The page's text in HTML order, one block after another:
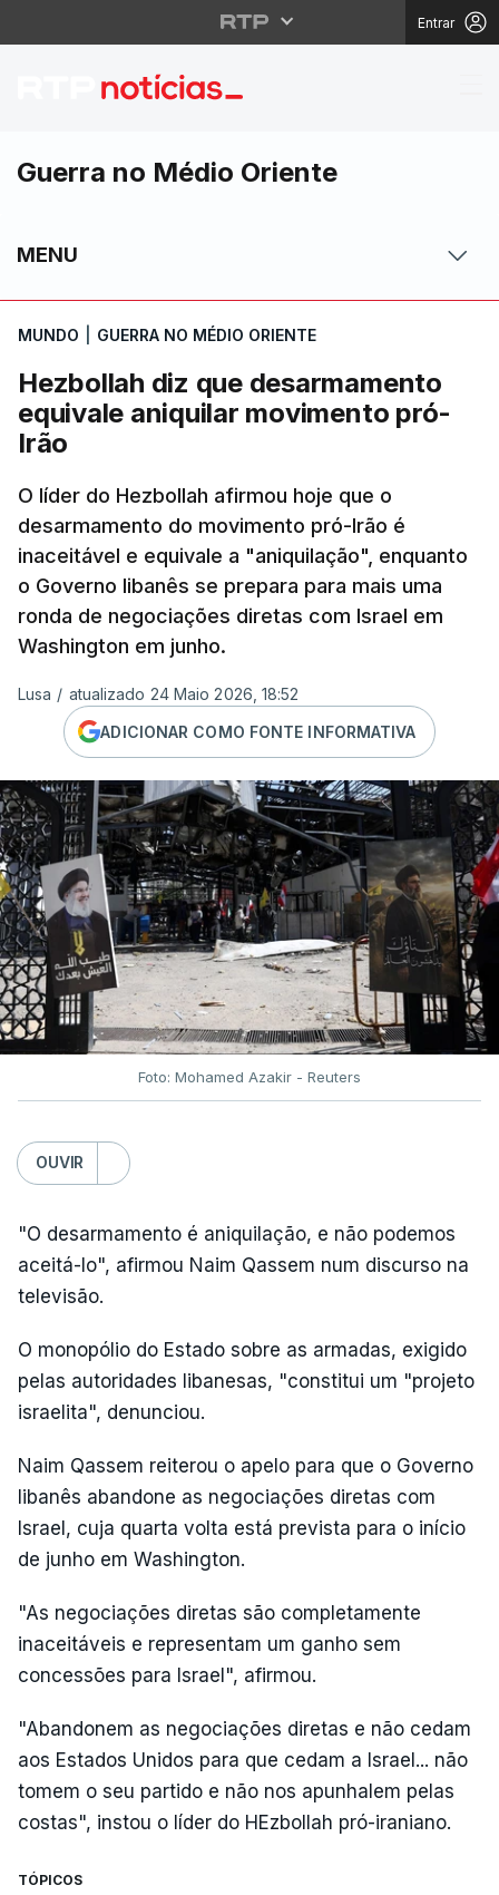
Entrar
Hezbollah diz que
Guerra no Médio Oriente
MENU
MUNDO GUERRA NO MÉDIO ORIENTE
Hezbollah diz que desarmamento
equivale aniquilar movimento pró-
Irão
O líder do Hezbollah afirmou hoje que o
desarmamento do movimento pró-Irão é
inaceitável e equivale a "aniquilação", enquanto
o Governo libanês se prepara para mais uma
ronda de negociações diretas com Israel em
Washington em junho.
Lusa / atualizado 24 Maio 2026, 18:52
ADICIONAR COMO FONTE INFORMATIVA
Foto: Mohamed Azakir - Reuters
OUVIR
"O desarmamento é aniquilação, e não podemos
aceitá-lo", afirmou Naim Qassem num discurso na
televisão.
O monopólio do Estado sobre as armadas, exigido
pelas autoridades libanesas, "constitui um "projeto
israelita", denunciou.
Naim Qassem reiterou o apelo para que o Governo
libanês abandone as negociações diretas com
Israel, cuja quarta volta está prevista para o início
de junho em Washington.
"As negociações diretas são completamente
inaceitáveis e representam um ganho sem
concessões para Israel", afirmou.
"Abandonem as negociações diretas e não cedam
aos Estados Unidos para que cedam a Israel... não
tomem o seu partido e não nos apunhalem pelas
costas", instou o líder do HEzbollah pró-iraniano.
TÓPICOS